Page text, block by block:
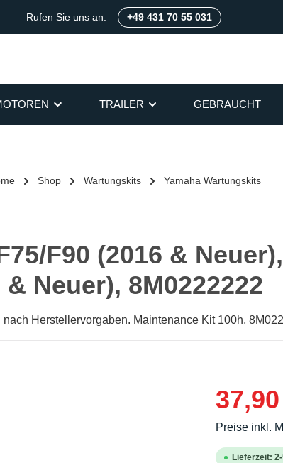
Rufen Sie uns an: +49 431 70 55 031
TRAILER GEBRAUCHT
Shop Wartungskits Yamaha Wartungskits
F90 (2016 &
Neuer), 8M0222222
Herstellervorgaben. Maintenance Kit 100h,
Preise inkl.
Lieferzeit: